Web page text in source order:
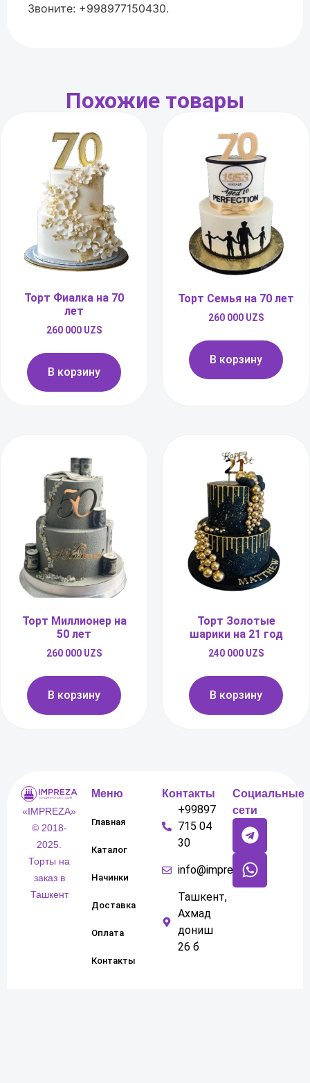
Звоните: +998977150430.
Похожие товары
Торт Фиалка на 70
лет
260 000 UZS
В корзину
Торт Семья на 70 лет
260 000 UZS
В корзину
Торт Миллионер на
50 лет
260 000 UZS
В корзину
Торт Золотые
шарики на 21 год
240 000 UZS
В корзину
«IMPREZA»
© 2018-
2025.
Торты на
заказ в
Ташкент
Меню
Главная
Каталог
Начинки
Доставка
Оплата
Контакты
Контакты
+99897
715 04
30
info@impreza.uz
Ташкент,
Ахмад
дониш
26 б
Социальные
сети